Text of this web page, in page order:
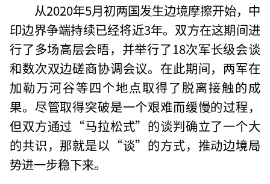
从2020年5月初两国发生边境摩擦开始，中
印边界争端持续已经将近3年。双方在这期间进
行了多场高层会晤，并举行了18次军长级会谈
和数次双边磋商协调会议。在此期间，两军在
加勒万河谷等四个地点取得了脱离接触的成
果。尽管取得突破是一个艰难而缓慢的过程，
但双方通过“马拉松式”的谈判确立了一个大
的共识，那就是以“谈”的方式，推动边境局
势进一步稳下来。